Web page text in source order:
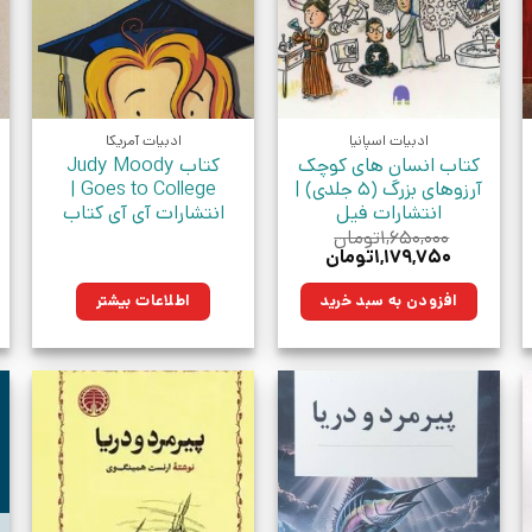
ادبیات اسپانیا
کتاب انسان های کوچک
آرزوهای بزرگ (5 جلدی) |
انتشارات فیل
۱,۶۵۰,۰۰۰تومان
قیمت
۱,۶۵۰,۰۰۰تومان
بود.
۱,۱۷۹,۷۵۰تومانقیمت
۱,۱۷۹,۷۵۰تومان.افزودن به سبد خرید
ادبیات آمریکا
کتاب Judy Moody
Goes to College |
انتشارات آی آی کتاب
اطلاعات بیشتر